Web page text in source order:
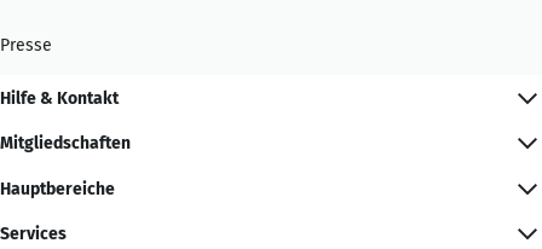
Presse
Hilfe & Kontakt
Mitgliedschaften
Hauptbereiche
Services